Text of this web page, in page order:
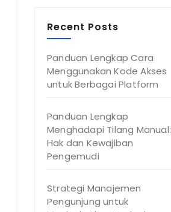
Recent Posts
Panduan Lengkap Cara
Menggunakan Kode Akses
untuk Berbagai Platform
Panduan Lengkap
Menghadapi Tilang Manual:
Hak dan Kewajiban
Pengemudi
Strategi Manajemen
Pengunjung untuk